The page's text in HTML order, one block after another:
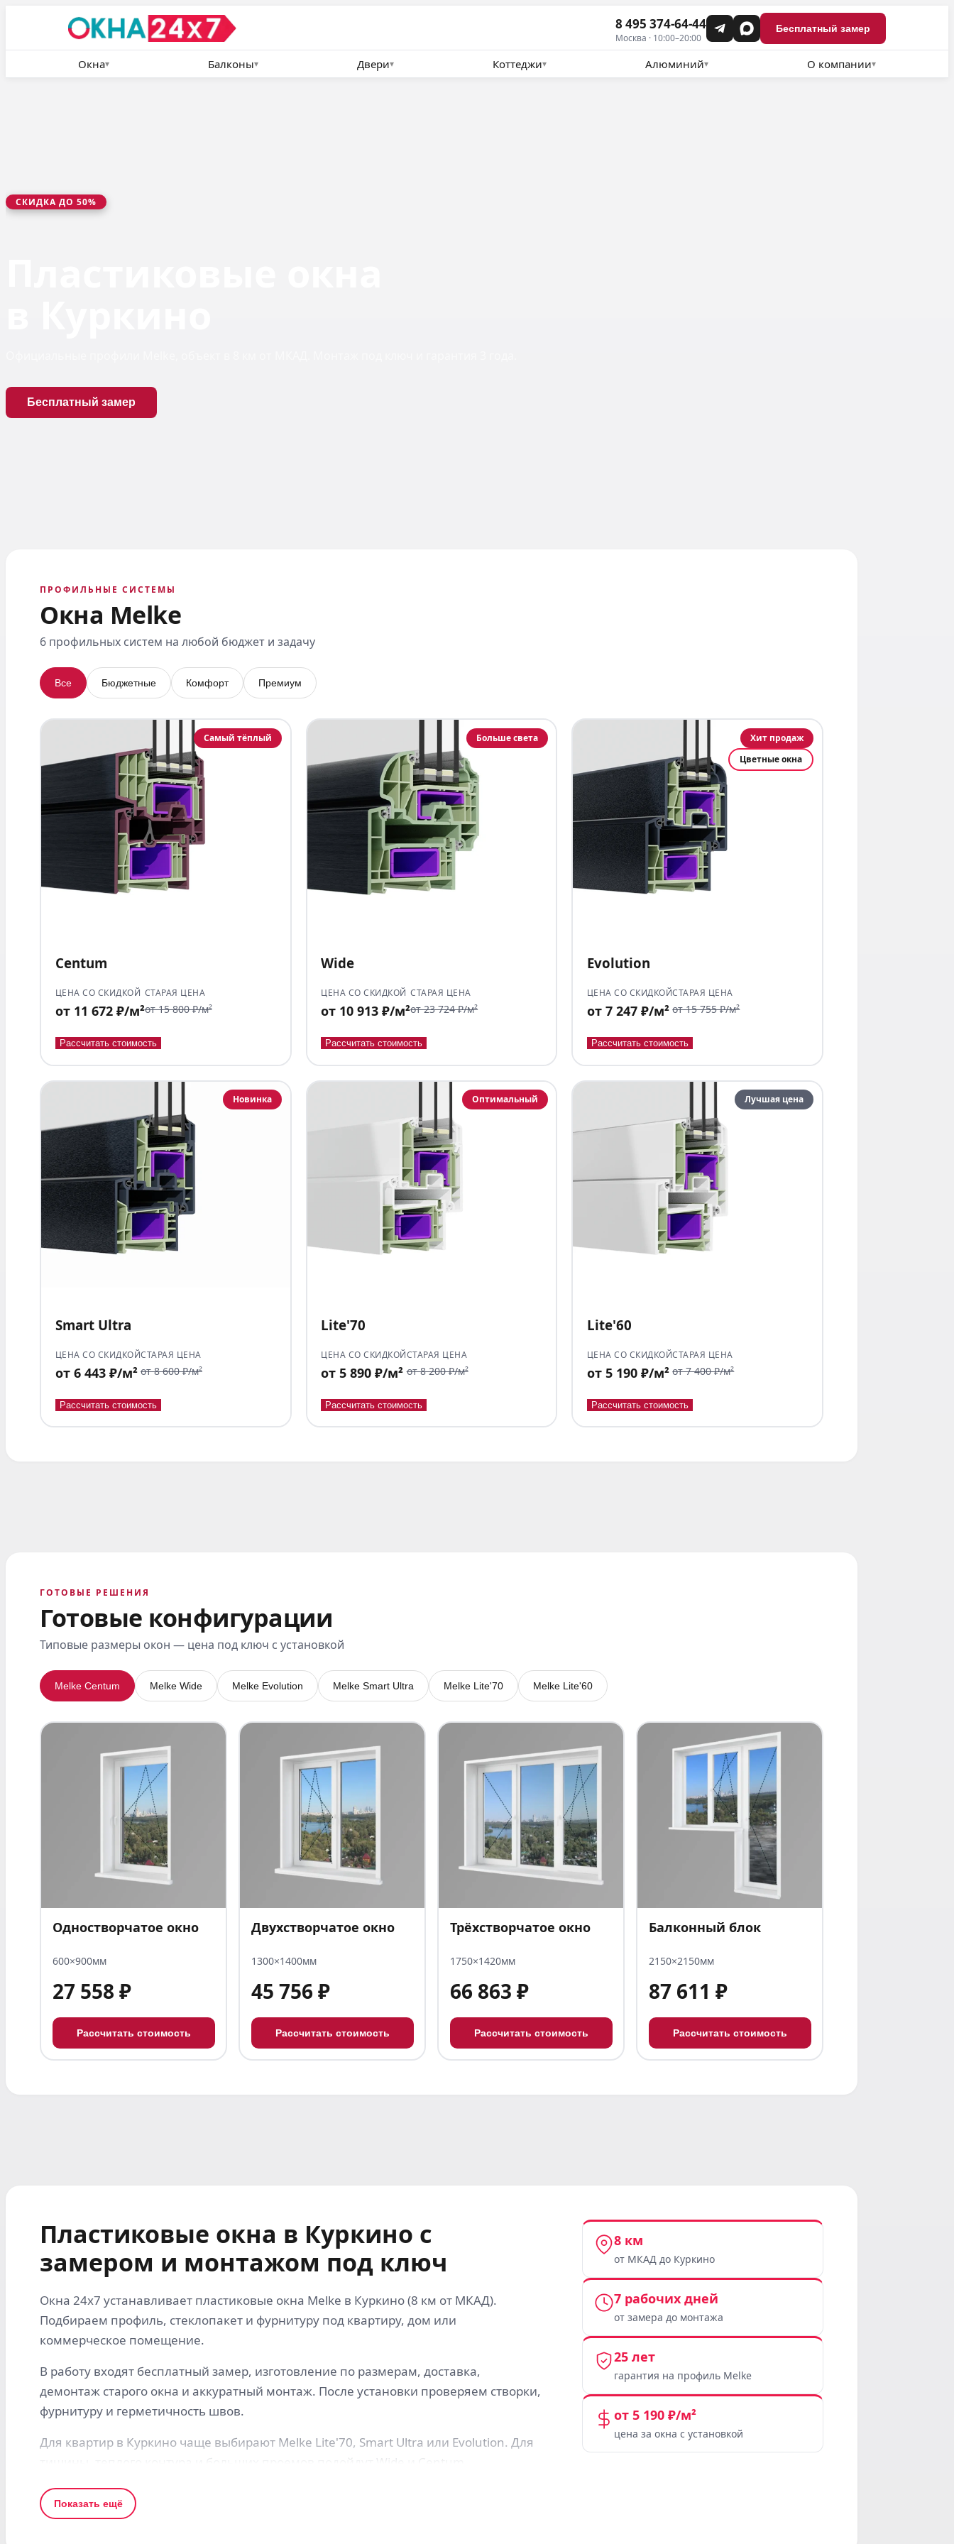
8 495 374-64-44
Москва · 10:00–20:00
Бесплатный замер
Окна▾ Балконы▾ Двери▾ Коттеджи▾ Алюминий▾ О компании▾
СКИДКА ДО 50%
Бесплатный замер
ПРОФИЛЬНЫЕ СИСТЕМЫ
Окна Melke
6 профильных систем на любой бюджет и задачу
Все Бюджетные Комфорт Премиум
Самый тёплый
Centum
ЦЕНА СО СКИДКОЙ
от 11 672 ₽/м²
СТАРАЯ ЦЕНА
от 15 800 ₽/м²
Рассчитать стоимость
Больше света
Wide
ЦЕНА СО СКИДКОЙ
от 10 913 ₽/м²
СТАРАЯ ЦЕНА
от 23 724 ₽/м²
Рассчитать стоимость
Хит продаж
Цветные окна
Evolution
ЦЕНА СО СКИДКОЙ
от 7 247 ₽/м²
СТАРАЯ ЦЕНА
от 15 755 ₽/м²
Рассчитать стоимость
Новинка
Smart Ultra
ЦЕНА СО СКИДКОЙ
от 6 443 ₽/м²
СТАРАЯ ЦЕНА
от 8 600 ₽/м²
Рассчитать стоимость
Оптимальный
Lite'70
ЦЕНА СО СКИДКОЙ
от 5 890 ₽/м²
СТАРАЯ ЦЕНА
от 8 200 ₽/м²
Рассчитать стоимость
Лучшая цена
Lite'60
ЦЕНА СО СКИДКОЙ
от 5 190 ₽/м²
СТАРАЯ ЦЕНА
от 7 400 ₽/м²
Рассчитать стоимость
ГОТОВЫЕ РЕШЕНИЯ
Готовые конфигурации
Типовые размеры окон — цена под ключ с установкой
Melke Centum Melke Wide Melke Evolution Melke Smart Ultra Melke Lite'70 Melke Lite'60
Одностворчатое окно
600×900мм
27 558 ₽
Рассчитать стоимость
Двухстворчатое окно
1300×1400мм
45 756 ₽
Рассчитать стоимость
Трёхстворчатое окно
1750×1420мм
66 863 ₽
Рассчитать стоимость
Балконный блок
2150×2150мм
87 611 ₽
Рассчитать стоимость
Пластиковые окна в Куркино с
замером и монтажом под ключ
Окна 24x7 устанавливает пластиковые окна Melke в Куркино (8 км от МКАД).
Подбираем профиль, стеклопакет и фурнитуру под квартиру, дом или
коммерческое помещение.
В работу входят бесплатный замер, изготовление по размерам, доставка,
демонтаж старого окна и аккуратный монтаж. После установки проверяем створки,
фурнитуру и герметичность швов.
Для квартир в Куркино чаще выбирают Melke Lite'70, Smart Ultra или Evolution. Для
Что учитываем при заказе в Куркино
Показать ещё
8 км
от МКАД до Куркино
7 рабочих дней
от замера до монтажа
25 лет
гарантия на профиль Melke
от 5 190 ₽/м²
цена за окна с установкой